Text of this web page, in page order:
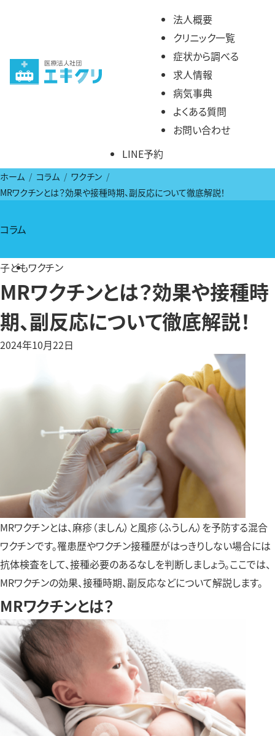
プ
法人概要
クリニック一覧
症状から調べる
求人情報
病気事典
よくある質問
お問い合わせ
LINE予約
ホーム コラム
ワクチン
MRワクチンとは？効果や接種時期、副反応について徹底解説！
コラム
子どもワクチン
MRワクチンとは？効果や接種時
期、副反応について徹底解説！
2024年10月22日
MRワクチンとは、麻疹（ましん）と風疹（ふうしん）を予防する混合
ワクチンです。罹患歴やワクチン接種歴がはっきりしない場合には
抗体検査をして、接種必要のあるなしを判断しましょう。ここでは、
MRワクチンの効果、接種時期、副反応などについて解説します。
MRワクチンとは？